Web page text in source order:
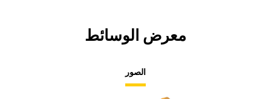
معرض الوسائط
الصور